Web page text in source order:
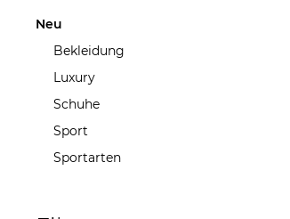
Neu
Bekleidung
Luxury
Schuhe
Sport
Sportarten